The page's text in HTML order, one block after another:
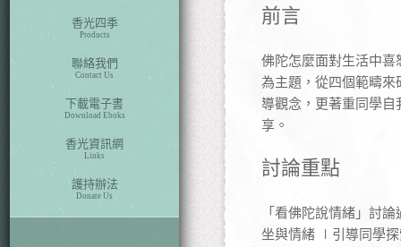
香光四季
Products
聯絡我們
Contact Us
下載電子書
Download Eboks
香光資訊網
Links
護持辦法
Donate Us
前言
佛陀怎麼面對生活中
為主題，從四個範疇
導觀念，更著重同學
享。
討論重點
「看佛陀說情緒」討
坐與情緒 ∣引導同學探